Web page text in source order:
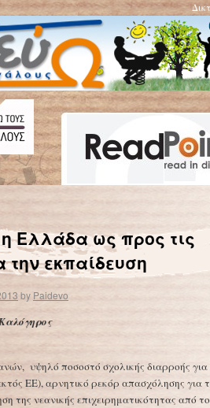
η Ελλάδα ως προς τις
εκπαίδευση
by Paidevo
υψηλό ποσοστό σχολικής διαρροής για
ΕΕ), αρνητικό ρεκόρ απασχόλησης για
της νεανικής επιχειρηματικότητας από